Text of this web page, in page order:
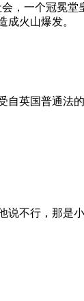
，一个冠冕
成火山爆发。
自英国普通
不行，那